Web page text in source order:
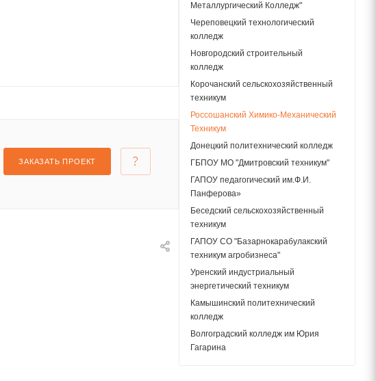
ЗАКАЗАТЬ ПРОЕКТ
Металлургический Колледж"
Череповецкий технологический
колледж
Новгородский строительный
колледж
Корочанский сельскохозяйственный
техникум
Россошанский Химико-Механический
Техникум
Донецкий политехнический колледж
ГБПОУ МО "Дмитровский техникум"
ГАПОУ педагогический им.Ф.И.
Панферова»
Беседский сельскохозяйственный
техникум
ГАПОУ СО "Базарнокарабулакский
техникум агробизнеса"
Уренский индустриальный
энергетический техникум
Камышинский политехнический
колледж
Волгоградский колледж им Юрия
Гагарина